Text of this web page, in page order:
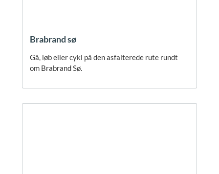
Brabrand sø
Gå, løb eller cykl på den asfalterede rute rundt
om Brabrand Sø.